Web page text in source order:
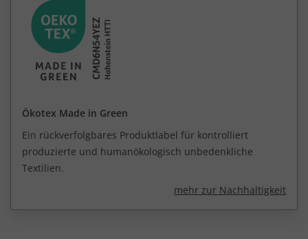
Ökotex Made in Green
Ein rückverfolgbares Produktlabel für kontrolliert
produzierte und humanökologisch unbedenkliche
Textilien.
mehr zur Nachhaltigkeit